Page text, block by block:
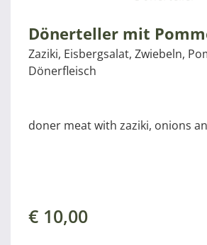
Dönerteller mit
Zaziki, Eisbergsalat, Zwiebeln,
Dönerfleisch
doner meat with zaziki, onions
€ 10,00